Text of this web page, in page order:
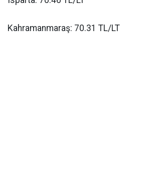
Kahramanmaraş: 70.31 TL/LT